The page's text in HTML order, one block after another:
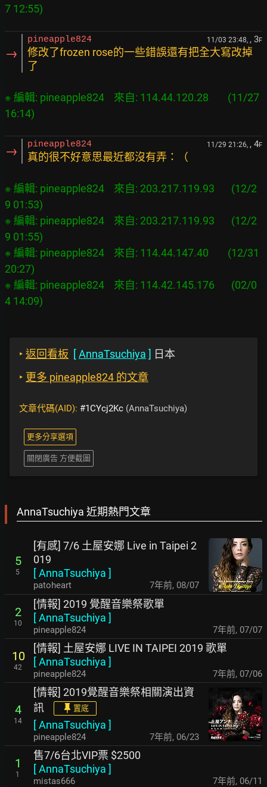
→
pineapple824 11/03 23:48, , 3F
修改了frozen rose的一些錯誤還有把全大寫改掉
了
※ 編輯: pineapple824    來自: 114.44.120.28        (11/27
→ pineapple824 11/29 21:26, , 4F
真的很不好意思最近都沒有弄：（
※ 編輯: pineapple824    來自: 203.217.119.93       (12/2
9 01:53)
※ 編輯: pineapple824    來自: 203.217.119.93       (12/2
9 01:55)
※ 編輯: pineapple824    來自: 114.44.147.40        (12/31
20:27)
※ 編輯: pineapple824    來自: 114.42.145.176       (02/0
‣ 返回看板 [AnnaTsuchiya ] 日本
‣ 更多 pineapple824 的文章
文章代碼(AID): #1CYcj2Kc (AnnaTsuchiya)
更多分享選項
關閉廣告 方便截圖
AnnaTsuchiya 近期熱門文章
5
5
[有感] 7/6 土屋安娜 Live in Taipei 2
019
[AnnaTsuchiya ]
patoheart 7年前, 08/07
2
10
[情報] 2019 覺醒音樂祭歌單
[AnnaTsuchiya ]
pineapple824 7年前, 07/07
10
42
[情報] 土屋安娜 LIVE IN TAIPEI 2019 歌單
[AnnaTsuchiya ]
pineapple824 7年前, 07/06
4
14
[情報] 2019覺醒音樂祭相關演出資
訊
置底
[AnnaTsuchiya ]
pineapple824 7年前, 06/23
1
1
售7/6台北VIP票 $2500
[AnnaTsuchiya ]
mistas666 7年前, 06/11